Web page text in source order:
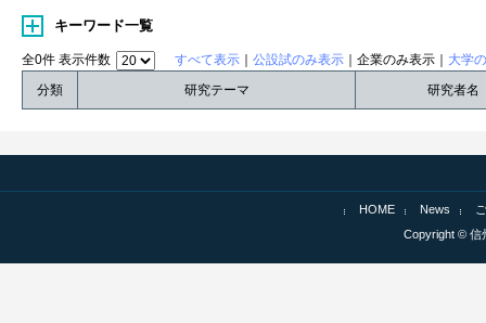
キーワード一覧
全0件 表示件数 すべて表示 公設試のみ表示 ｜企業のみ表示｜ 大学
分類
研究テーマ 研究者名
HOME News
Copyright © 信